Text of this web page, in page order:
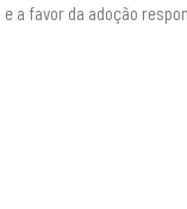
a favor da adoção